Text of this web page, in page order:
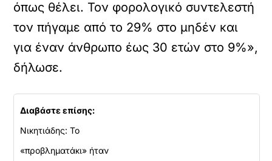
όπως θέλει. Τον φορολογικό συντελεστή
τον πήγαμε από το 29% στο μηδέν και
για έναν άνθρωπο έως 30 ετών στο 9%»,
δήλωσε.
Διαβάστε επίσης:
Νικητιάδης: Το
«προβληματάκι» ήταν